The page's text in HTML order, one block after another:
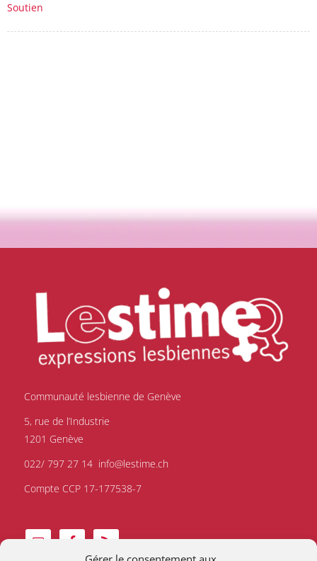
Soutien
Communauté lesbienne de Genève
5, rue de l’Industrie
1201 Genève
022/ 797 27 14 info@lestime.ch
Compte CCP 17-177538-7